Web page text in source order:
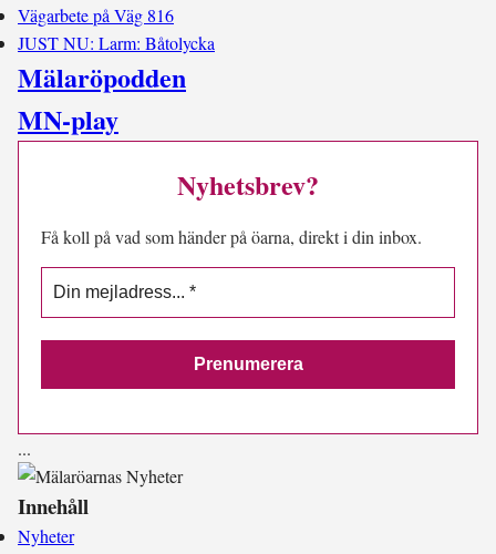
Vägarbete på Väg 816
JUST NU: Larm: Båtolycka
Mälaröpodden
MN-play
Nyhetsbrev?
Få koll på vad som händer på öarna, direkt i din inbox.
...
Innehåll
Nyheter